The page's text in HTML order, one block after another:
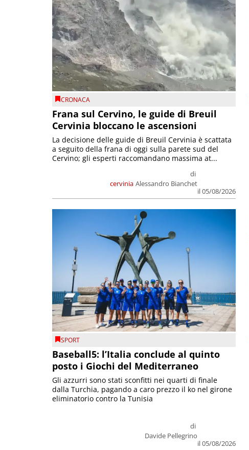
CRONACA
Frana sul Cervino, le guide di Breuil
Cervinia bloccano le ascensioni
cervinia
di
Alessandro Bianchet
il 05/08/2026
La decisione delle guide di Breuil Cervinia è scattata
a seguito della frana di oggi sulla parete sud del
Cervino; gli esperti raccomandano massima at...
SPORT
Baseball5: l’Italia conclude al quinto
posto i Giochi del Mediterraneo
di
Davide Pellegrino
il 05/08/2026
Gli azzurri sono stati sconfitti nei quarti di finale
dalla Turchia, pagando a caro prezzo il ko nel girone
eliminatorio contro la Tunisia